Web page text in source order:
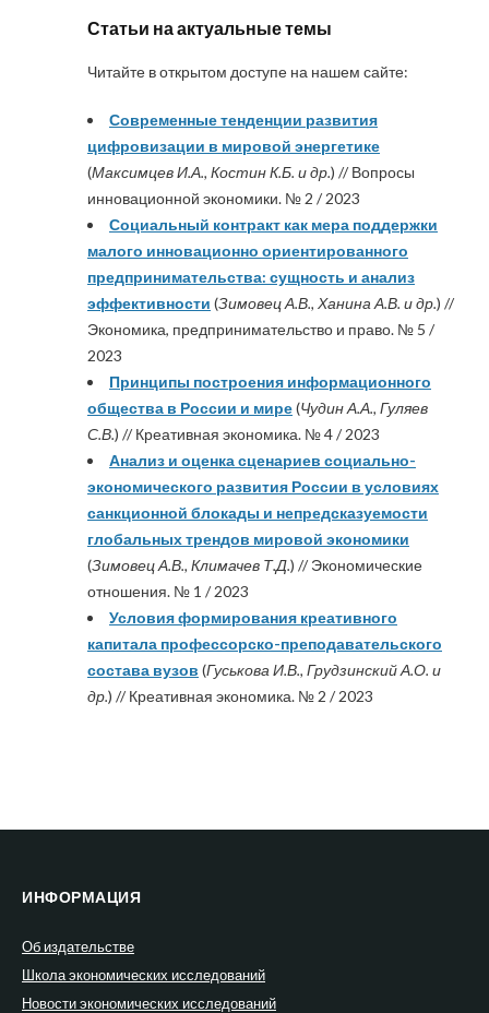
Статьи на актуальные темы
Читайте в открытом доступе на нашем сайте:
Современные тенденции развития
цифровизации в мировой энергетике
(Максимцев И.А., Костин К.Б. и др.) // Вопросы
инновационной экономики. № 2 / 2023
Социальный контракт как мера поддержки
малого инновационно ориентированного
предпринимательства: сущность и анализ
эффективности (Зимовец А.В., Ханина А.В. и др.) //
Экономика, предпринимательство и право. № 5 /
2023
Принципы построения информационного
общества в России и мире(Чудин А.А., Гуляев
С.В.) // Креативная экономика. № 4 / 2023
Анализ и оценка сценариев социально-
экономического развития России в условиях
санкционной блокады и непредсказуемости
глобальных трендов мировой экономики
(Зимовец А.В., Климачев Т.Д.) // Экономические
отношения. № 1 / 2023
Условия формирования креативного
капитала профессорско-преподавательского
состава вузов (Гуськова И.В., Грудзинский А.О. и
др.) // Креативная экономика. № 2 / 2023
ИНФОРМАЦИЯ
Об издательстве
Школа экономических исследований
Новости экономических исследований